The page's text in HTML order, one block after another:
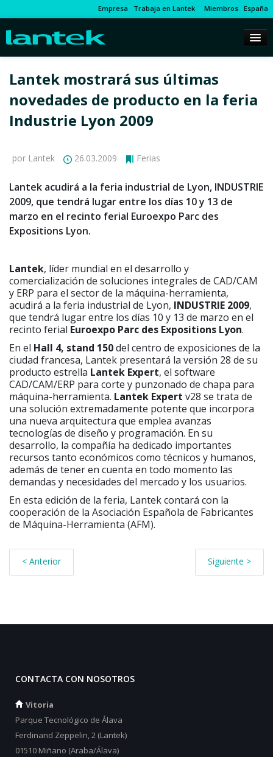
Empresa Trabaja en Lantek Miembros España
Lantek mostrará sus últimas
novedades de producto en la feria
Industrie Lyon 2009
por Lantek 26.03.2009 Ferias
Lantek acudirá a la feria industrial de Lyon, INDUSTRIE
2009, que tendrá lugar entre los días 10 y 13 de
marzo en el recinto ferial Euroexpo Parc des
Expositions Lyon.
Lantek, líder mundial en el desarrollo y
comercialización de soluciones integrales de CAD/CAM
y ERP para el sector de la máquina-herramienta,
acudirá a la feria industrial de Lyon, INDUSTRIE 2009,
que tendrá lugar entre los días 10 y 13 de marzo en el
recinto ferial Euroexpo Parc des Expositions Lyon.
En el Hall 4, stand 150del centro de exposiciones de la
ciudad francesa, Lantek presentará la versión 28 de su
producto estrella Lantek Expert, el software
CAD/CAM/ERP para corte y punzonado de chapa para
máquina-herramienta. Lantek Expert v28 se trata de
una solución extremadamente potente que incorpora
una nueva arquitectura que emplea avanzas
tecnologías de diseño y programación. En su
desarrollo, la compañía ha dedicado importantes
recursos tanto económicos como técnicos y humanos,
además de tener en cuenta en todo momento las
demandas y necesidades del mercado y los usuarios.
En esta edición de la feria, Lantek contará con la
cooperación de la Asociación Española de Fabricantes
de Máquina-Herramienta (AFM).
< Anterior Siguiente >
CONTACTA CON NOSOTROS
Vitoria
Parque Tecnológico de Álava
Ferdinand Zeppelin, 2 (Lantek)
01510 Miñano (Araba/Álava)